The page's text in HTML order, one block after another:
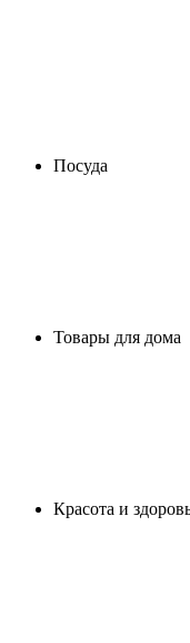
Посуда
Товары для дома
Красота и